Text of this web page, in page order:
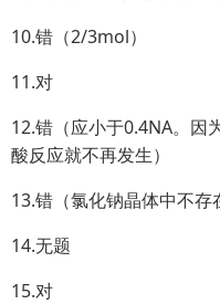
10.错（2/3mol）
11.对
12.错（应小于0.4NA。因
酸反应就不再发生）
13.错（氯化钠晶体中不存
14.无题
15.对